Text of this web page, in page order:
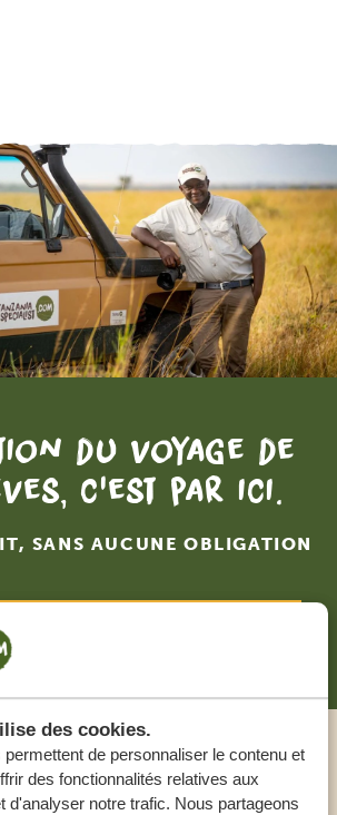
des cookies.
de personnaliser le contenu et
des fonctionnalités relatives aux
d'analyser notre trafic. Nous partageons
du voyage de
c'est par ici.
SANS AUCUNE OBLIGATION
UNE OFFRE SUR MESURE
un expert